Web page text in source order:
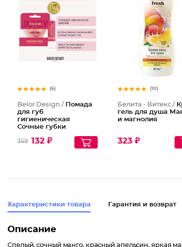
(6)
Belor Design / Помада
для губ
гигиеническая
Сочные губки
359 132 ₽
(10)
Белита - Витекс /
гель для душа
и магнолия
323 ₽
Характеристики товара Гарантия и возврат
Описание
Спелый, сочный манго, красный апельсин, яркая